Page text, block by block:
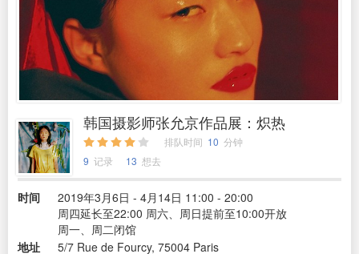
韩国摄影师张允京作品展：炽热
排队时间 10 分钟
9 记录 13 想去
时间
2019年3月6日 - 4月14日 11:00 - 20:00
周四延长至22:00 周六、周日提前至10:00开放
周一、周二闭馆
地址
5/7 Rue de Fourcy, 75004 Paris